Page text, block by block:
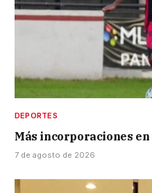
DEPORTES
Más incorporaciones
7 de agosto de 2026